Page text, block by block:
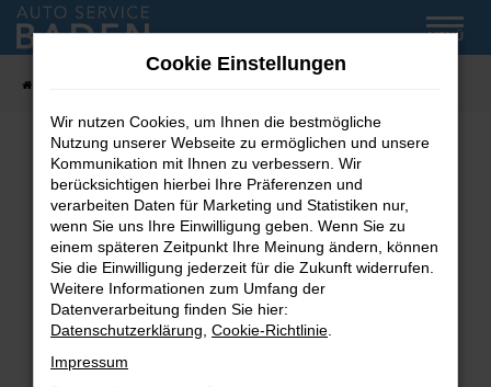
Zum
Hauptinhalt
MENÜ
Fehler: Network Error
Beim Laden ist ein Fehler aufgetreten.
Hier sind ein paar Tipps, die dir helfen können:
Überprüfe deine Firewall und deine
Internetverbindung.
Laden andere Webseiten, zum Beispiel deine
Suchmaschine?
Cookie Einstellungen
Wir nutzen Cookies, um Ihnen die bestmögliche
Nutzung unserer Webseite zu ermöglichen und unsere
Kommunikation mit Ihnen zu verbessern. Wir
berücksichtigen hierbei Ihre Präferenzen und
verarbeiten Daten für Marketing und Statistiken nur,
wenn Sie uns Ihre Einwilligung geben. Wenn Sie zu
einem späteren Zeitpunkt Ihre Meinung ändern, können
Sie die Einwilligung jederzeit für die Zukunft widerrufen.
Weitere Informationen zum Umfang der
Datenverarbeitung finden Sie hier:
Datenschutzerklärung Cookie-Richtlinie
Impressum